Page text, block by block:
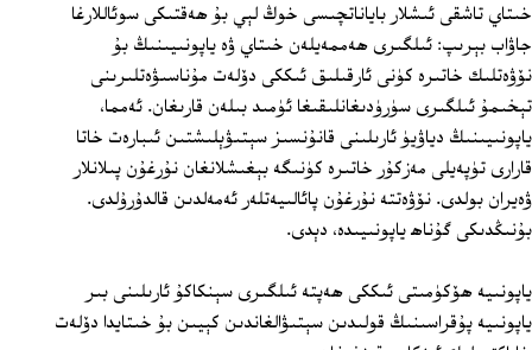
خىتاي تاشقى ئىشلار باياناتچىسى خوڭ لېي بۇ ھەقتىكى سوئاللارغا
جاۋاب بېرىپ: ئىلگىرى ھەممەيلەن خىتاي ۋە ياپونىيىنىڭ بۇ
نۆۋەتلىك خاتىرە كۈنى ئارقىلىق ئىككى دۆلەت مۇناسىۋەتلىرىنى
تېخىمۇ ئىلگىرى سۈرۈدىغانلىقىغا ئۈمىد بىلەن قارىغان. ئەمما،
ياپونىيىنىڭ دياۋيۈ ئارىلىنى قانۇنسىز سېتىۋېلىشتىن ئىبارەت خاتا
قارارى تۈپەيلى مەزكۇر خاتىرە كۈنىگە بېغىشلانغان نۇرغۇن پىلانلار
ۋەيران بولدى. نۆۋەتتە نۇرغۇن پائالىيەتلەر ئەمەلدىن قالدۇرۇلدى.
بۇنىڭدىكى گۇناھ ياپونىيىدە، دېدى.
ياپونىيە ھۆكۈمىتى ئىككى ھەپتە ئىلگىرى سېنكاكۇ ئارىلىنى بىر
ياپونىيە پۇقراسىنىڭ قولىدىن سېتىۋالغاندىن كېيىن بۇ خىتايدا دۆلەت